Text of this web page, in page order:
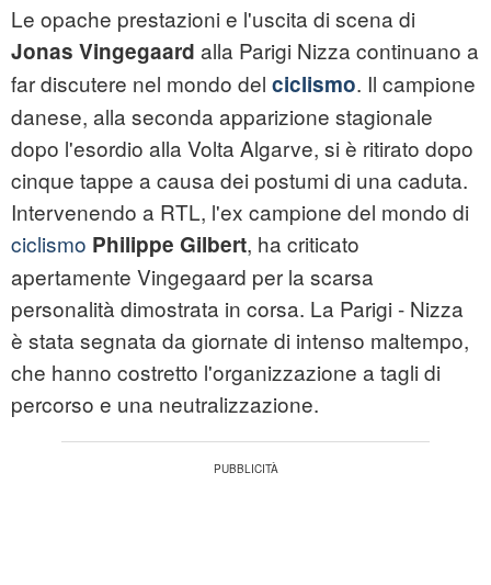
Le opache prestazioni e l'uscita di scena di
Jonas Vingegaard alla Parigi Nizza continuano a
far discutere nel mondo del ciclismo. Il campione
danese, alla seconda apparizione stagionale
dopo l'esordio alla Volta Algarve, si è ritirato dopo
cinque tappe a causa dei postumi di una caduta.
Intervenendo a RTL, l'ex campione del mondo di
ciclismo Philippe Gilbert, ha criticato
apertamente Vingegaard per la scarsa
personalità dimostrata in corsa. La Parigi - Nizza
è stata segnata da giornate di intenso maltempo,
che hanno costretto l'organizzazione a tagli di
percorso e una neutralizzazione.